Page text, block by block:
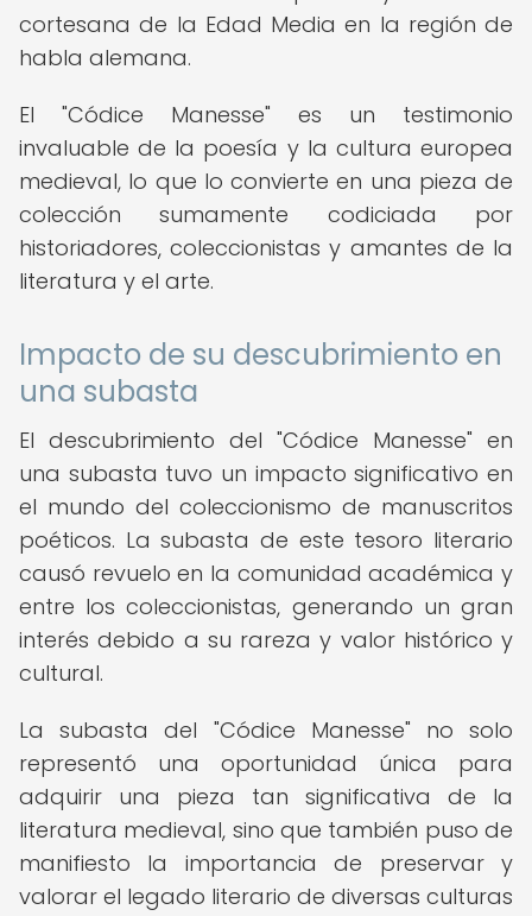
cortesana de la Edad Media en la región de
habla alemana.
El "Códice Manesse" es un testimonio
invaluable de la poesía y la cultura europea
medieval, lo que lo convierte en una pieza de
colección sumamente codiciada por
historiadores, coleccionistas y amantes de la
literatura y el arte.
Impacto de su descubrimiento en
una subasta
El descubrimiento del "Códice Manesse" en
una subasta tuvo un impacto significativo en
el mundo del coleccionismo de manuscritos
poéticos. La subasta de este tesoro literario
causó revuelo en la comunidad académica y
entre los coleccionistas, generando un gran
interés debido a su rareza y valor histórico y
cultural.
La subasta del "Códice Manesse" no solo
representó una oportunidad única para
adquirir una pieza tan significativa de la
literatura medieval, sino que también puso de
manifiesto la importancia de preservar y
valorar el legado literario de diversas culturas